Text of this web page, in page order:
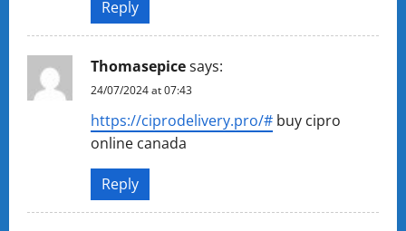
Reply
Thomasepicesays:
24/07/2024 at 07:43
https://ciprodelivery.pro/# buy cipro
online canada
Reply